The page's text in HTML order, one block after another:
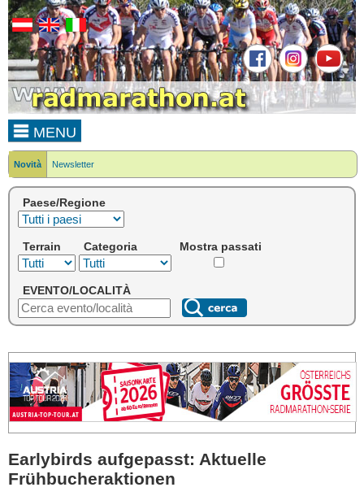
MENU
Novità Newsletter
Paese/Regione
Terrain Categoria Mostra passati
EVENTO/LOCALITÀ
Earlybirds aufgepasst: Aktuelle
Frühbucheraktionen